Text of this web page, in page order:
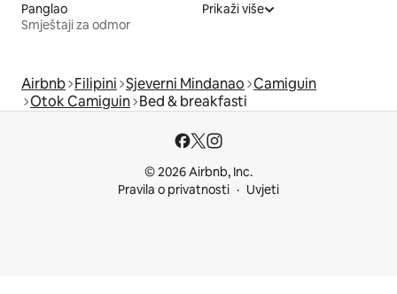
Panglao
Smještaji za odmor
Prikaži više
Airbnb Filipini Sjeverni Mindanao Camiguin
Otok Camiguin Bed & breakfasti
© 2026 Airbnb, Inc.
Pravila o privatnosti
Uvjeti